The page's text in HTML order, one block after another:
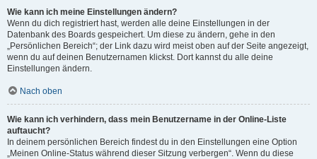
Wie kann ich meine Einstellungen ändern?
Wenn du dich registriert hast, werden alle deine Einstellungen in der
Datenbank des Boards gespeichert. Um diese zu ändern, gehe in den
„Persönlichen Bereich“; der Link dazu wird meist oben auf der Seite angezeigt,
wenn du auf deinen Benutzernamen klickst. Dort kannst du alle deine
Einstellungen ändern.
Nach oben
Wie kann ich verhindern, dass mein Benutzername in der Online-Liste
auftaucht?
In deinem persönlichen Bereich findest du in den Einstellungen eine Option
„Meinen Online-Status während dieser Sitzung verbergen“. Wenn du diese